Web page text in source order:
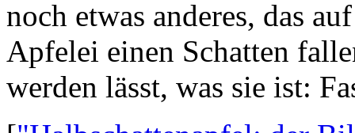
noch etwas anderes, das
Apfelei einen Schatten
werden lässt, was sie ist: